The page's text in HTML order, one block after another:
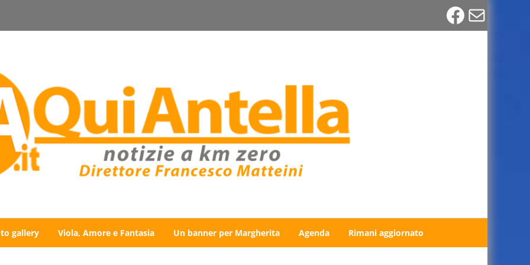
Email
gallery Viola, Amore e Fantasia Un banner per Margherita Agenda Rimani aggiornato